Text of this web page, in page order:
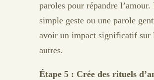
paroles pour répandre l’amour.
simple geste ou une parole
avoir un impact significatif sur
autres.
Étape 5 : Crée des rituels